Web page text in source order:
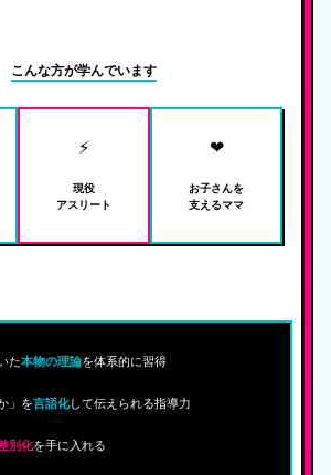
こんな方が学んでいます
⚡
現役
アスリート
❤
お子さんを
支えるママ
た本物の理論を体系的に習得
」を言語化して伝えられる指導力
別化を手に入れる